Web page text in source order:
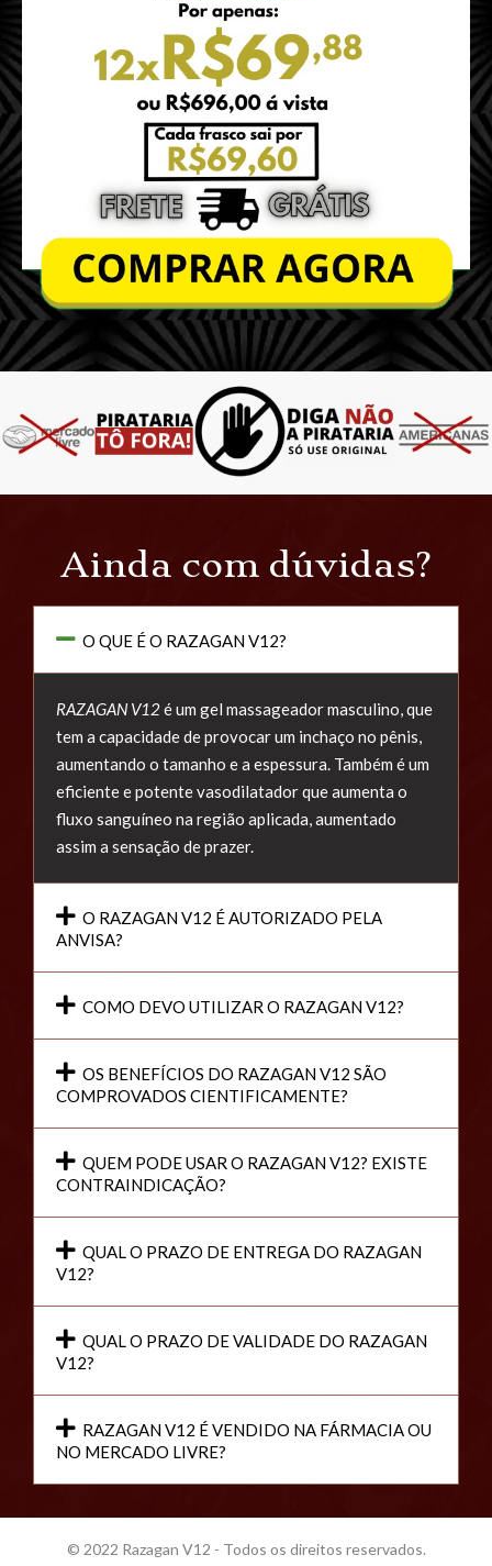
Ainda com dúvidas?
O QUE É O RAZAGAN V12?
RAZAGAN V12é um gel massageador masculino, que
tem a capacidade de provocar um inchaço no pênis,
aumentando o tamanho e a espessura. Também é um
eficiente e potente vasodilatador que aumenta o
fluxo sanguíneo na região aplicada, aumentado
assim a sensação de prazer.
O RAZAGAN V12 É AUTORIZADO PELA
ANVISA?
COMO DEVO UTILIZAR O RAZAGAN V12?
OS BENEFÍCIOS DO RAZAGAN V12 SÃO
COMPROVADOS CIENTIFICAMENTE?
QUEM PODE USAR O RAZAGAN V12? EXISTE
CONTRAINDICAÇÃO?
QUAL O PRAZO DE ENTREGA DO RAZAGAN
V12?
QUAL O PRAZO DE VALIDADE DO RAZAGAN
V12?
RAZAGAN V12 É VENDIDO NA FÁRMACIA OU
NO MERCADO LIVRE?
© 2022 Razagan V12 - Todos os direitos reservados.